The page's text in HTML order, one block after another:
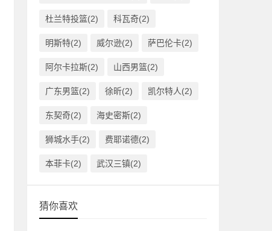
杜兰特投篮(2) 科瓦奇(2)
明斯特(2) 威尔逊(2) 萨巴伦卡(2)
阿尔卡拉斯(2) 山西男篮(2)
广东男篮(2) 徐昕(2) 凯尔特人(2)
东契奇(2) 海史密斯(2)
狮城水手(2) 费耶诺德(2)
本菲卡(2) 武汉三镇(2)
猜你喜欢